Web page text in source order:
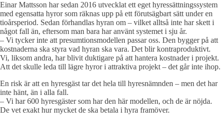
Einar Mattsson har sedan 2016 utvecklat ett eget hyressättningssystem
med egensatta hyror som räknas upp på ett förutsägbart sätt under en
tioårsperiod. Sedan förhandlas hyran om – vilket alltså inte har skett i
något fall än, eftersom man bara har använt systemet i sju år.
– Vi tycker inte att presumtionsmodellen passar oss. Den bygger på att
kostnaderna ska styra vad hyran ska vara. Det blir kontraproduktivt.
Vi, liksom andra, har blivit duktigare på att hantera kostnader i projekt.
Att det skulle leda till lägre hyror i attraktiva projekt – det går inte ihop.
En risk är att en hyresgäst tar det hela till hyresnämnden – men det har
inte hänt, än i alla fall.
– Vi har 600 hyresgäster som har den här modellen, och de är nöjda.
De vet exakt hur mycket de ska betala i hyra framöver.